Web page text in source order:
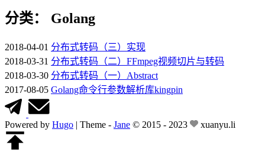
分类： Golang
2018-04-01 分布式转码（三）实现
2018-03-31 分布式转码（二）FFmpeg视频切片与转码
2018-03-30 分布式转码（一）Abstract
2017-08-05 Golang命令行参数解析库kingpin
Powered by Hugo | Theme - Jane © 2015 - 2023 xuanyu.li